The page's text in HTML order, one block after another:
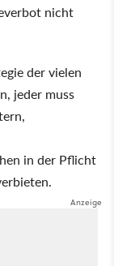
nicht
der vielen
jeder muss
in der Pflicht